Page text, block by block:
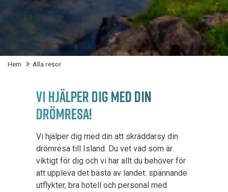
Hem Alla resor
VI HJÄLPER DIG MED DIN
DRÖMRESA!
Vi hjälper dig med din att skräddarsy din
drömresa till Island. Du vet vad som är
viktigt för dig och vi har allt du behöver för
att uppleva det bästa av landet: spännande
utflykter, bra hotell och personal med